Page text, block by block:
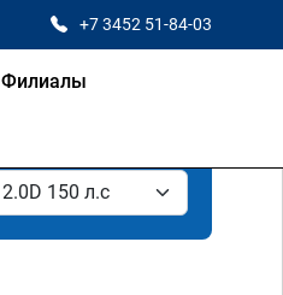
+7 3452 51-84-03
Филиалы